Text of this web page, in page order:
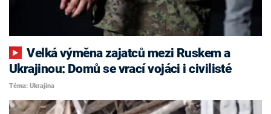
Velká výměna zajatců mezi Ruskem a
Ukrajinou: Domů se vrací vojáci i civilisté
Téma: Ukrajina